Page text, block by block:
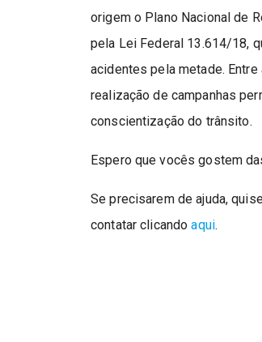
origem o Plano Nacional de
pela Lei Federal 13.614/18,
acidentes pela metade.
realização de campanhas
conscientização do trânsito.
Espero que vocês gostem
Se precisarem de ajuda,
contatar clicandoaqui.